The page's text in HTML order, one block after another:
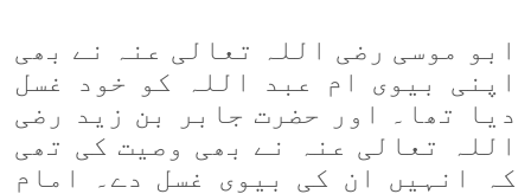
ابو موسی رضی اللہ تعالی عنہ نے بھی
اپنی بیوی ام عبد اللہ کو خود غسل
دیا تھا۔ اور حضرت جابر بن زید رضی
اللہ تعالی عنہ نے بھی وصیت کی تھی
کہ انہیں ان کی بیوی غسل دے۔ امام